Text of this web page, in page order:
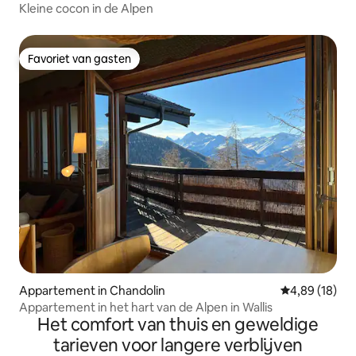
Kleine cocon in de Alpen
Favoriet van gasten
Favoriet van gasten
Appartement in Chandolin Gemiddelde
4,89 (18)
Appartement in het hart van de Alpen in Wallis
Het comfort van thuis en geweldige
tarieven voor langere verblijven